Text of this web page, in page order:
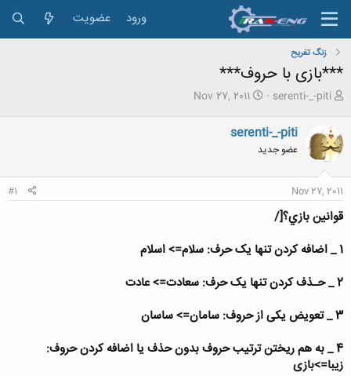
ورود عضویت
زنگ تفريح
***بازی با حروف***
ش
و
ع
ک
ن
ن
د
ه
م
ض
ع
serenti-_-piti
ت
ی
ر
Nov 27, 2011
serenti-_-piti
عضو جدید
Nov 27, 2011
#1
قوانين بازي؟[/
1 _ اضافه کردن تنها یک حرف: سلام=> اسلام
2 _ حـذف کردن تنها یک حرف: سعادت=> عادت
3 _ تعویض یکی از حروف: سامان=> ساسان
4 _ به هم ریختن ترتیب حروف بدون حذف یا اضافه کردن حروف:
زیبا=>بازی